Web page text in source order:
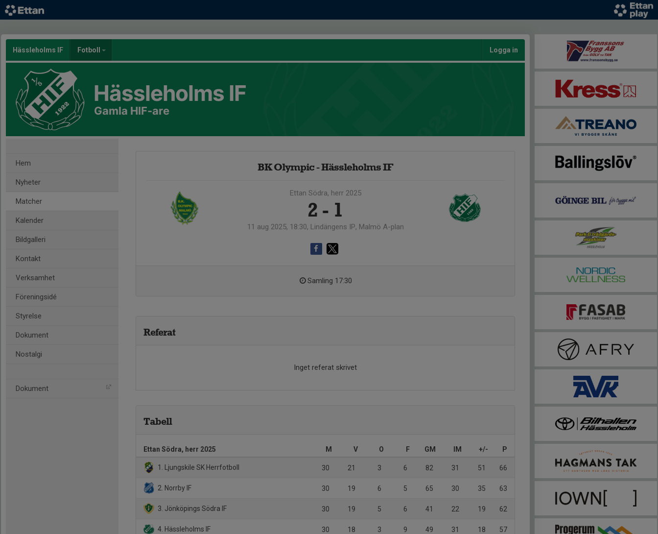
Hässleholms IF Fotboll Logga in
Hässleholms IF
Gamla HIF-are
Hem
Nyheter
Matcher
Kalender
Bildgalleri
Kontakt
Verksamhet
Föreningsidé
Styrelse
Dokument
Nostalgi
Dokument
BK Olympic - Hässleholms IF
Ettan Södra, herr 2025
2 - 1
11 aug 2025, 18:30, Lindängens IP, Malmö A-plan
Samling 17:30
Referat
Inget referat skrivet
Tabell
Ettan Södra, herr 2025 M V O F GM IM +/- P
1. Ljungskile SK Herrfotboll 30 21 3 6 82 31 51 66
2. Norrby IF 30 19 6 5 65 30 35 63
3. Jönköpings Södra IF 30 19 5 6 41 22 19 62
4. Hässleholms IF 30 18 3 9 49 31 18 57